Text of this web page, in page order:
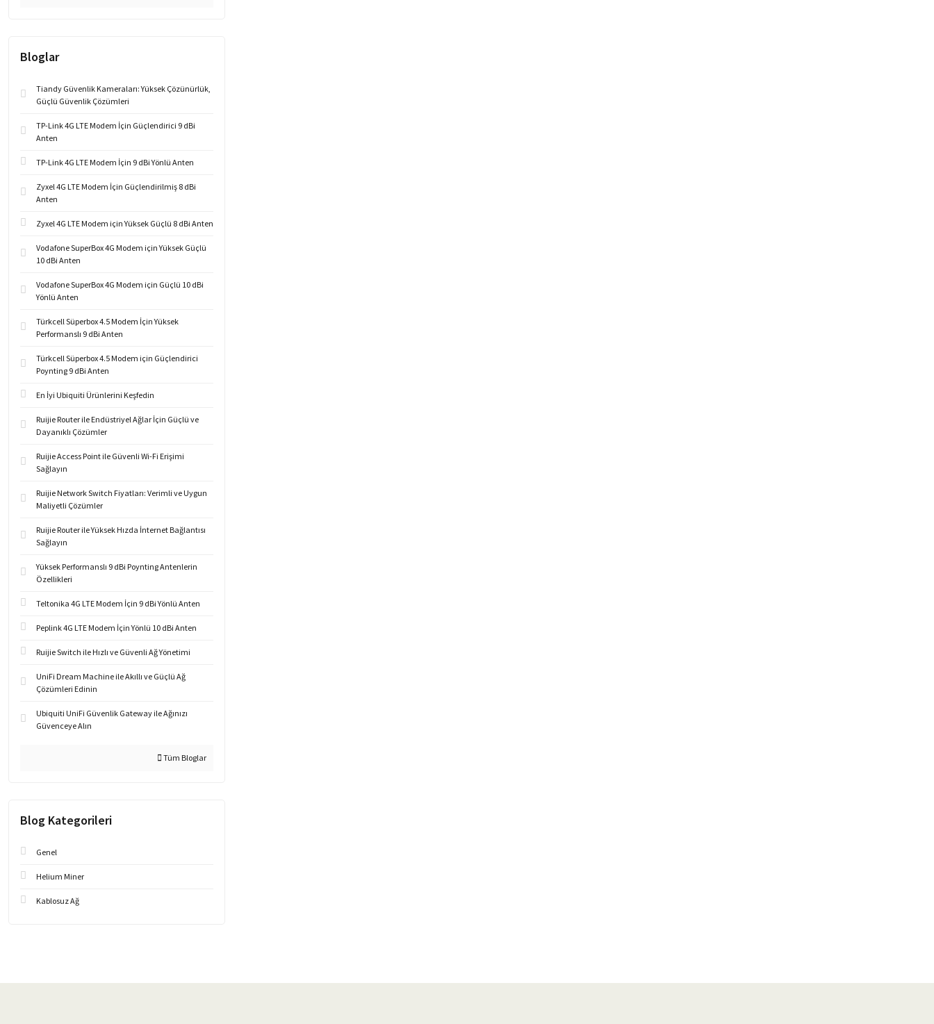
Bloglar
Tiandy Güvenlik Kameraları: Yüksek Çözünürlük,
Güçlü Güvenlik Çözümleri
TP-Link 4G LTE Modem İçin Güçlendirici 9 dBi
Anten
TP-Link 4G LTE Modem İçin 9 dBi Yönlü Anten
Zyxel 4G LTE Modem İçin Güçlendirilmiş 8 dBi
Anten
Zyxel 4G LTE Modem için Yüksek Güçlü 8 dBi Anten
Vodafone SuperBox 4G Modem için Yüksek Güçlü
10 dBi Anten
Vodafone SuperBox 4G Modem için Güçlü 10 dBi
Yönlü Anten
Türkcell Süperbox 4.5 Modem İçin Yüksek
Performanslı 9 dBi Anten
Türkcell Süperbox 4.5 Modem için Güçlendirici
Poynting 9 dBi Anten
En İyi Ubiquiti Ürünlerini Keşfedin
Ruijie Router ile Endüstriyel Ağlar İçin Güçlü ve
Dayanıklı Çözümler
Ruijie Access Point ile Güvenli Wi-Fi Erişimi
Sağlayın
Ruijie Network Switch Fiyatları: Verimli ve Uygun
Maliyetli Çözümler
Ruijie Router ile Yüksek Hızda İnternet Bağlantısı
Sağlayın
Yüksek Performanslı 9 dBi Poynting Antenlerin
Özellikleri
Teltonika 4G LTE Modem İçin 9 dBi Yönlü Anten
Peplink 4G LTE Modem İçin Yönlü 10 dBi Anten
Ruijie Switch ile Hızlı ve Güvenli Ağ Yönetimi
UniFi Dream Machine ile Akıllı ve Güçlü Ağ
Çözümleri Edinin
Ubiquiti UniFi Güvenlik Gateway ile Ağınızı
Güvenceye Alın
Tüm Bloglar
Blog Kategorileri
Genel
Helium Miner
Kablosuz Ağ